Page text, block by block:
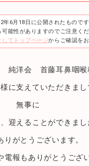
年6月18日に公開されたものです
能性がありますのでご注意くだ
してトップページからご確認を
純洋会 首藤耳鼻咽喉
に支えていただきまし
無事に
迎えることができまし
りがとうございます。
報もありがとうござ